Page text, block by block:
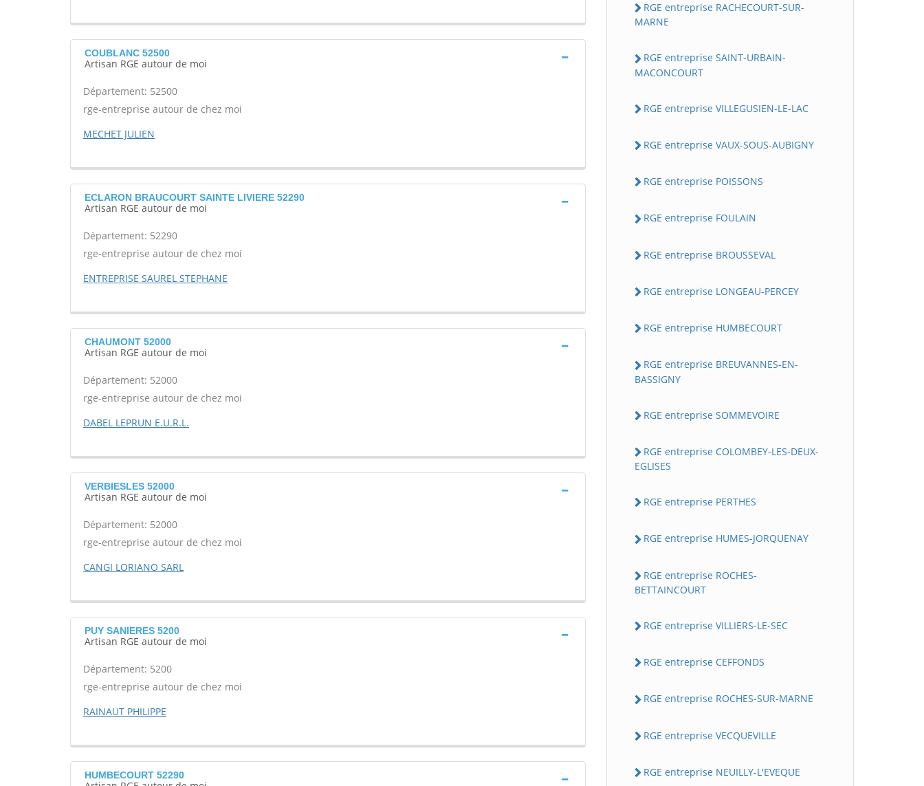
COUBLANC 52500
Artisan RGE autour de moi
Département: 52500
rge-entreprise autour de chez moi
MECHET JULIEN
ECLARON BRAUCOURT SAINTE LIVIERE 52290
Artisan RGE autour de moi
Département: 52290
rge-entreprise autour de chez moi
ENTREPRISE SAUREL STEPHANE
CHAUMONT 52000
Artisan RGE autour de moi
Département: 52000
rge-entreprise autour de chez moi
DABEL LEPRUN E.U.R.L.
VERBIESLES 52000
Artisan RGE autour de moi
Département: 52000
rge-entreprise autour de chez moi
CANGI LORIANO SARL
PUY SANIERES 5200
Artisan RGE autour de moi
Département: 5200
rge-entreprise autour de chez moi
RAINAUT PHILIPPE
HUMBECOURT 52290
RGE entreprise RACHECOURT-SUR-
MARNE
RGE entreprise SAINT-URBAIN-
MACONCOURT
RGE entreprise VILLEGUSIEN-LE-LAC
RGE entreprise VAUX-SOUS-AUBIGNY
RGE entreprise POISSONS
RGE entreprise FOULAIN
RGE entreprise BROUSSEVAL
RGE entreprise LONGEAU-PERCEY
RGE entreprise HUMBECOURT
RGE entreprise BREUVANNES-EN-
BASSIGNY
RGE entreprise SOMMEVOIRE
RGE entreprise COLOMBEY-LES-DEUX-
EGLISES
RGE entreprise PERTHES
RGE entreprise HUMES-JORQUENAY
RGE entreprise ROCHES-
BETTAINCOURT
RGE entreprise VILLIERS-LE-SEC
RGE entreprise CEFFONDS
RGE entreprise ROCHES-SUR-MARNE
RGE entreprise VECQUEVILLE
RGE entreprise NEUILLY-L'EVEQUE